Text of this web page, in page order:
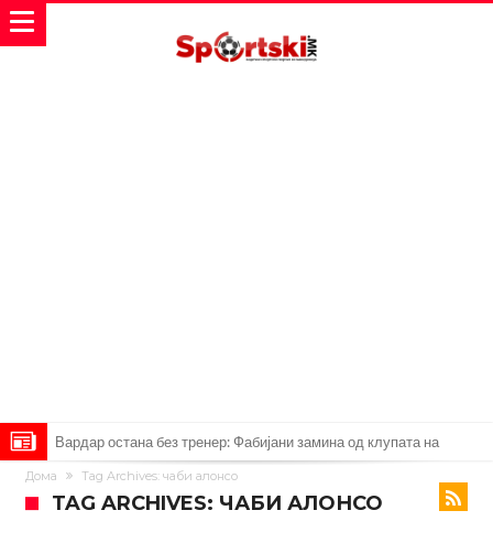
Мурињо: Несреќникот ни дојде неподготвен во Мадрид
Тетоважата на Габриел стана предмет на потсмев: Навивачите го
Бизарна тепачка која го запали интернетот: Познатиот тешкаш го
Дома Tag Archives: чаби алонсо
TAG ARCHIVES: ЧАБИ АЛОНСО